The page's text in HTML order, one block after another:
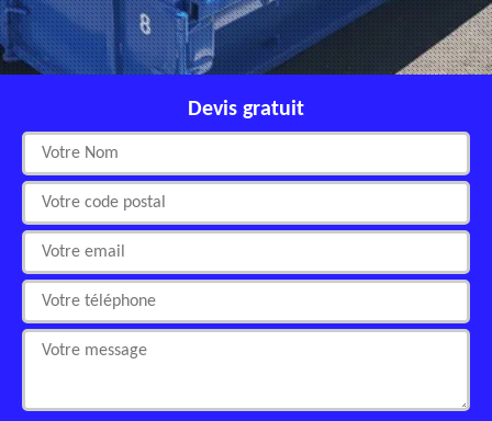
Devis gratuit